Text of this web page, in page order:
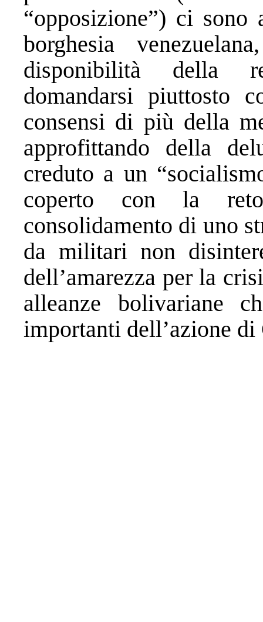
“opposizione”) ci sono
borghesia
disponibilità della
domandarsi piuttosto
consensi di più della
approfittando della
creduto a un
coperto con la
consolidamento di uno
da militari non
dell’amarezza per la
alleanze bolivariane
importanti dell’azione di